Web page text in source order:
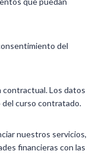
del
contractual. Los datos
del curso contratado.
nuestros servicios,
financieras con las